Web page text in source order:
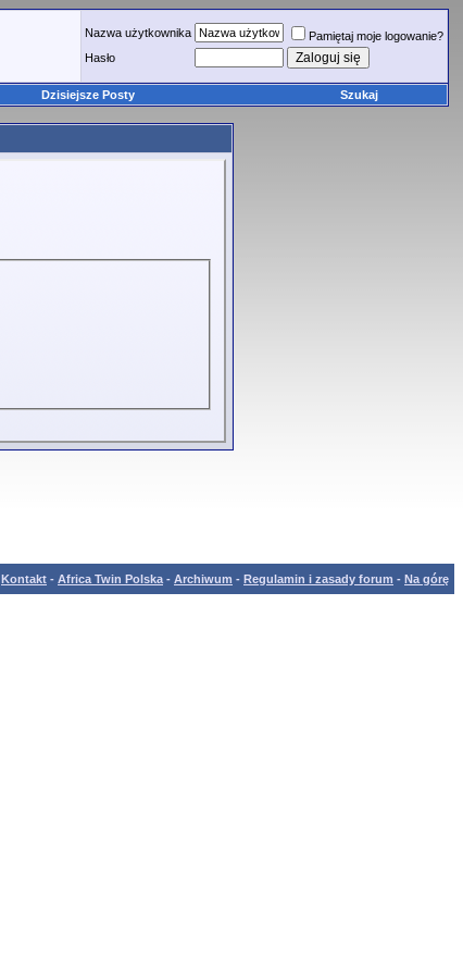
Nazwa użytkownika
Pamiętaj moje logowanie?
Hasło
Dzisiejsze Posty Szukaj
Kontakt - Africa Twin Polska - Archiwum - Regulamin i zasady forum - Na górę